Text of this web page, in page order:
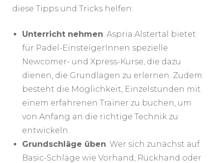
diese Tipps und Tricks helfen:
Unterricht nehmen: Aspria Alstertal bietet
für Padel-EinsteigerInnen spezielle
Newcomer- und Xpress-Kurse, die dazu
dienen, die Grundlagen zu erlernen. Zudem
besteht die Möglichkeit, Einzelstunden mit
einem erfahrenen Trainer zu buchen, um
von Anfang an die richtige Technik zu
entwickeln.
Grundschläge üben: Wer sich zunächst auf
Basic-Schläge wie Vorhand, Rückhand oder